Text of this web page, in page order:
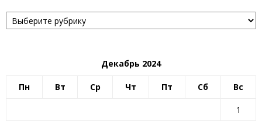
Рубрики
Декабрь 2024
Пн Вт Ср Чт Пт Сб Вс
1